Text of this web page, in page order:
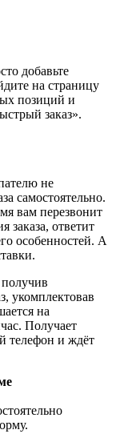
добавьте
на страницу
позиций и
заказ».
не
самостоятельно.
вам перезвонит
заказа, ответит
особенностей. А
получив
укомплектовав
на
Получает
телефон и ждёт